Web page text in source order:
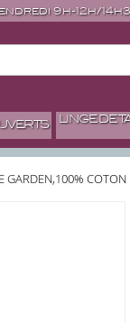
9h-12h/
LINGE DE
GARDEN,100% COTON